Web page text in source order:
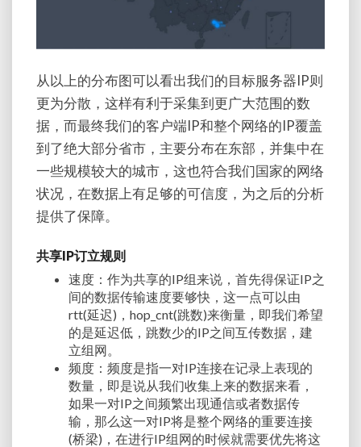
从以上的分布图可以看出我们的目标服务器IP则
更为分散，这样有利于采集到更广大范围的数
据，而最终我们的客户端IP和整个网络的IP覆盖
到了绝大部分省市，主要分布在东部，并集中在
一些规模较大的城市，这也符合我们国家的网络
状况，在数据上有足够的可信度，为之后的分析
提供了保障。
共享IP订立规则
速度：作为共享的IP组来说，首先得保证IP之
间的数据传输速度要够快，这一点可以由
rtt(延迟)，hop_cnt(跳数)来衡量，即我们希望
的是延迟低，跳数少的IP之间互传数据，建
立组网。
频度：频度是指一对IP连接在记录上表现的
数量，即是说从我们收集上来的数据来看，
如果一对IP之间频繁出现通信或者数据传
输，那么这一对IP将是整个网络的重要连接
(桥梁)，在进行IP组网的时候就需要优先将这